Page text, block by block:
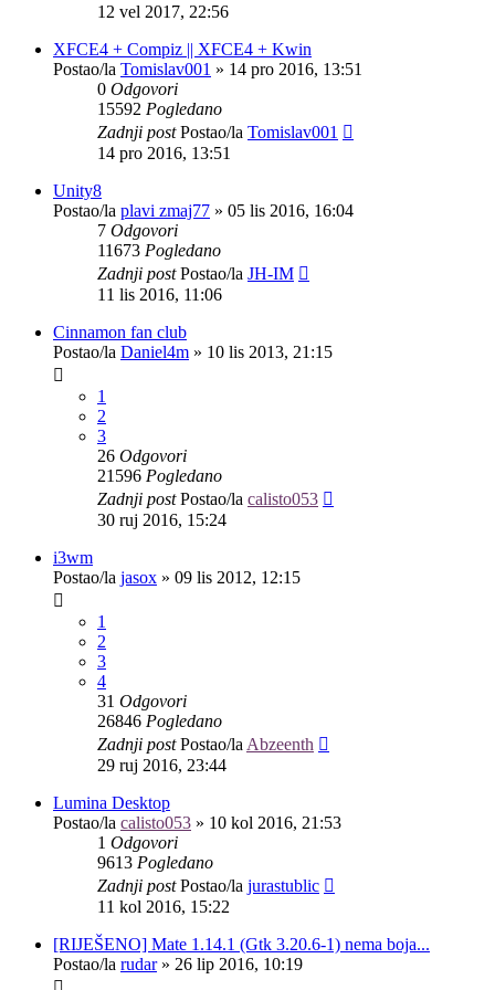
12 vel 2017, 22:56
XFCE4 + Compiz || XFCE4 + Kwin
Postao/la Tomislav001 » 14 pro 2016, 13:51
0 Odgovori
15592 Pogledano
Zadnji postPostao/la Tomislav001
14 pro 2016, 13:51
Unity8
Postao/la plavi zmaj77 » 05 lis 2016, 16:04
7 Odgovori
11673 Pogledano
Zadnji postPostao/la JH-IM
11 lis 2016, 11:06
Cinnamon fan club
Postao/la Daniel4m » 10 lis 2013, 21:15
1
2
3
26 Odgovori
21596 Pogledano
Zadnji postPostao/la calisto053
30 ruj 2016, 15:24
i3wm
Postao/la jasox » 09 lis 2012, 12:15
1
2
3
4
31 Odgovori
26846 Pogledano
Zadnji postPostao/la Abzeenth
29 ruj 2016, 23:44
Lumina Desktop
Postao/la calisto053 » 10 kol 2016, 21:53
1 Odgovori
9613 Pogledano
Zadnji postPostao/la jurastublic
11 kol 2016, 15:22
[RIJEŠENO] Mate 1.14.1 (Gtk 3.20.6-1) nema boja...
Postao/la rudar» 26 lip 2016, 10:19